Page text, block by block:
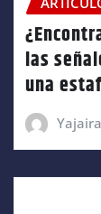
las
una